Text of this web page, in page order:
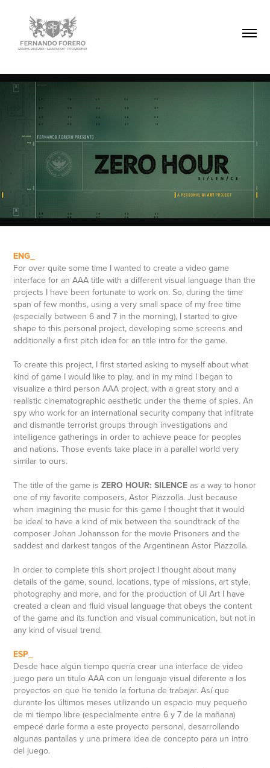
ENG_
For over quite some time I wanted to create a video game
interface for an AAA title with a different visual language than the
projects I have been fortunate to work on. So, during the time
span of few months, using a very small space of my free time
(especially between 6 and 7 in the morning), I started to give
shape to this personal project, developing some screens and
additionally a first pitch idea for an title intro for the game.
To create this project, I first started asking to myself about what
kind of game I would like to play, and in my mind I began to
visualize a third person AAA project, with a great story and a
realistic cinematographic aesthetic under the theme of spies. An
spy who work for an international security company that infiltrate
and dismantle terrorist groups through investigations and
intelligence gatherings in order to achieve peace for peoples
and nations. Those events take place in a parallel world very
similar to ours.
The title of the game isZERO HOUR: SILENCE as a way to honor
one of my favorite composers, Astor Piazzolla. Just because
when imagining the music for this game I thought that it would
be ideal to have a kind of mix between the soundtrack of the
composer Johan Johansson for the movie Prisoners and the
saddest and darkest tangos of the Argentinean Astor Piazzolla.
In order to complete this short project I thought about many
details of the game, sound, locations, type of missions, art style,
photography and more, and for the production of UI Art I have
created a clean and fluid visual language that obeys the content
of the game and its function and visual communication, but not in
any kind of visual trend.
ESP_
Desde hace algún tiempo quería crear una interface de video
juego para un titulo AAA con un lenguaje visual diferente a los
proyectos en que he tenido la fortuna de trabajar. Así que
durante los últimos meses utilizando un espacio muy pequeño
de mi tiempo libre (especialmente entre 6 y 7 de la mañana)
empecé darle forma a este proyecto personal, desarrollando
algunas pantallas y una primera idea de concepto para un intro
del juego.